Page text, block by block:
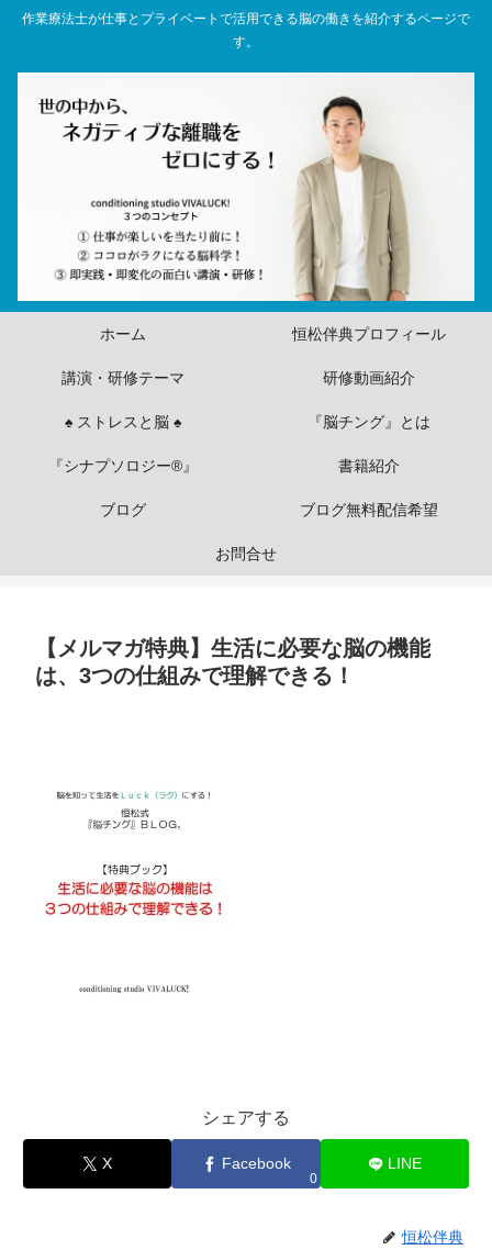
作業療法士が仕事とプライベートで活用できる脳の働きを紹介するページで
す。
ホーム 恒松伴典プロフィール
講演・研修テーマ 研修動画紹介
♠ ストレスと脳 ♠ 『脳チング』とは
『シナプソロジー®』 書籍紹介
ブログ ブログ無料配信希望
お問合せ
【メルマガ特典】生活に必要な脳の機能
は、3つの仕組みで理解できる！
シェアする
X Facebook
0
LINE
恒松伴典